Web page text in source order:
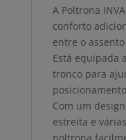
A Poltrona
conforto
entre o
Está equipada
tronco para
Com um
estreita e